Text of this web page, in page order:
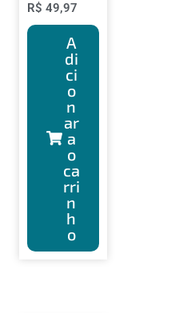
R$ 49,97
A
di
ci
o
n
ar
a
o
ca
rri
n
h
o